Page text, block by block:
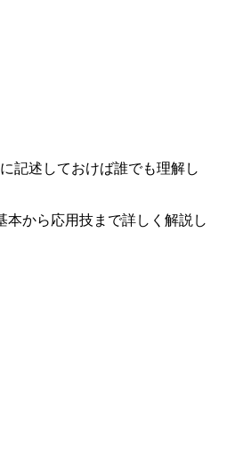
記述しておけば誰でも理解し
から応用技まで詳しく解説し